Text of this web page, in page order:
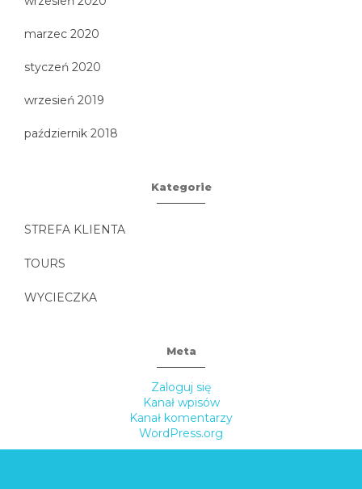
marzec 2020
styczeń 2020
wrzesień 2019
październik 2018
Kategorie
STREFA KLIENTA
TOURS
WYCIECZKA
Meta
Zaloguj się
Kanał wpisów
Kanał komentarzy
WordPress.org